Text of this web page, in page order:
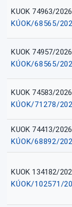
KUOK 74963/2026
KÚOK/68565/
KUOK 74957/2026
KÚOK/68565/
KUOK 74583/2026
KÚOK/71278/
KUOK 74413/2026
KÚOK/68892/
KUOK 134182/
KÚOK/102571/